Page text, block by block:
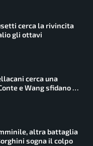
cerca la rivincita
gli ottavi
cerca una
e Wang sfidano la
altra battaglia
sogna il colpo